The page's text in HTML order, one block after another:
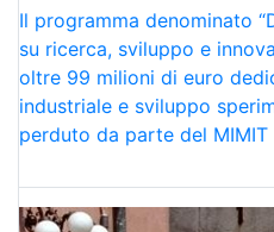
Il programma denominato
su ricerca, sviluppo e
oltre 99 milioni di euro
industriale e sviluppo
perduto da parte del MIMIT